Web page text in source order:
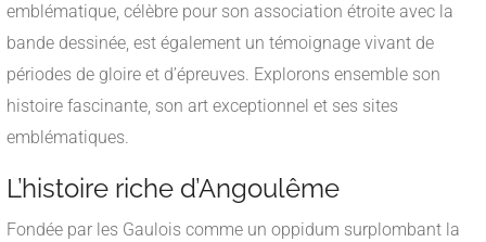
emblématique, célèbre pour son association étroite avec la
bande dessinée, est également un témoignage vivant de
périodes de gloire et d’épreuves. Explorons ensemble son
histoire fascinante, son art exceptionnel et ses sites
emblématiques.
L’histoire riche d’Angoulême
Fondée par les Gaulois comme un oppidum surplombant la